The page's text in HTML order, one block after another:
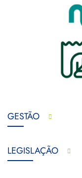
GESTÃO
LEGISLAÇÃO